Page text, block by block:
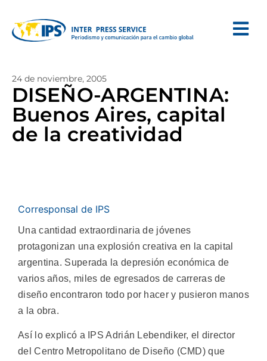
24 de noviembre, 2005
DISEÑO-ARGENTINA:
Buenos Aires, capital
de la creatividad
Corresponsal de IPS
Una cantidad extraordinaria de jóvenes
protagonizan una explosión creativa en la capital
argentina. Superada la depresión económica de
varios años, miles de egresados de carreras de
diseño encontraron todo por hacer y pusieron manos
a la obra.
Así lo explicó a IPS Adrián Lebendiker, el director
del Centro Metropolitano de Diseño (CMD) que